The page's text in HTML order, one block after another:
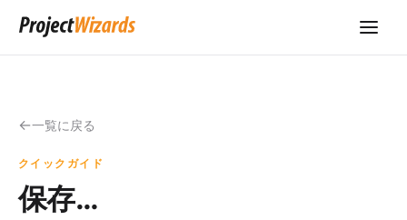
一覧に戻る
クイックガイド
保存…